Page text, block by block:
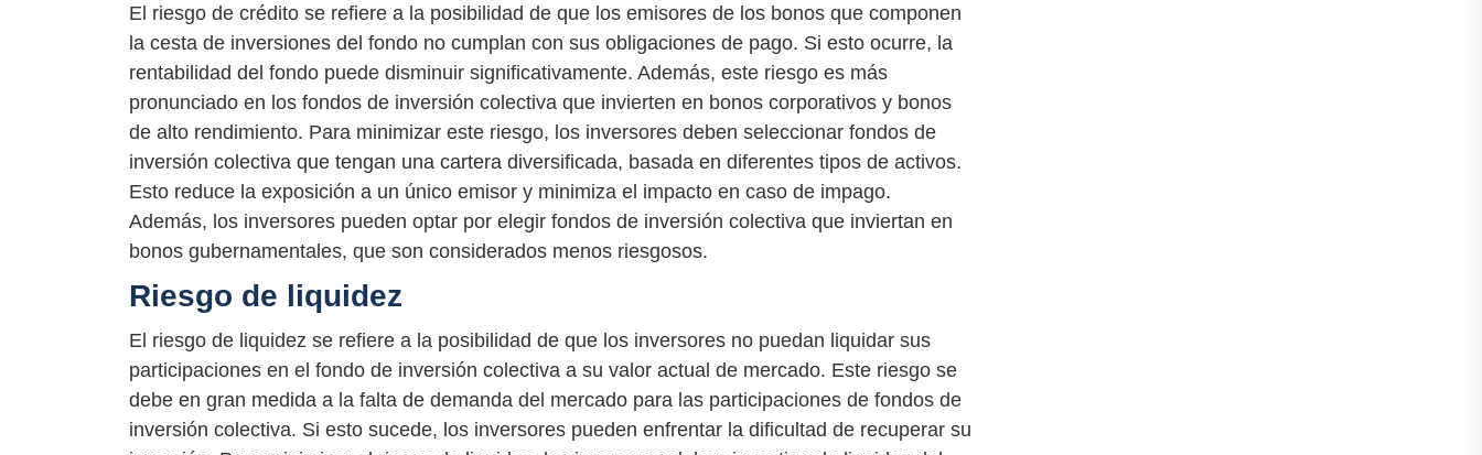
El riesgo de crédito se refiere a la posibilidad de que los emisores de los bonos que componen
la cesta de inversiones del fondo no cumplan con sus obligaciones de pago. Si esto ocurre, la
rentabilidad del fondo puede disminuir significativamente. Además, este riesgo es más
pronunciado en los fondos de inversión colectiva que invierten en bonos corporativos y bonos
de alto rendimiento. Para minimizar este riesgo, los inversores deben seleccionar fondos de
inversión colectiva que tengan una cartera diversificada, basada en diferentes tipos de activos.
Esto reduce la exposición a un único emisor y minimiza el impacto en caso de impago.
Además, los inversores pueden optar por elegir fondos de inversión colectiva que inviertan en
bonos gubernamentales, que son considerados menos riesgosos.
Riesgo de liquidez
El riesgo de liquidez se refiere a la posibilidad de que los inversores no puedan liquidar sus
participaciones en el fondo de inversión colectiva a su valor actual de mercado. Este riesgo se
debe en gran medida a la falta de demanda del mercado para las participaciones de fondos de
inversión colectiva. Si esto sucede, los inversores pueden enfrentar la dificultad de recuperar su